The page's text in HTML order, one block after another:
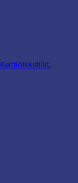
Keittiötekstiilit,